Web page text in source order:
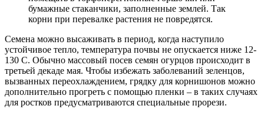
бумажные стаканчики, заполненные землей. Так
корни при перевалке растения не повредятся.
Семена можно высаживать в период, когда наступило
устойчивое тепло, температура почвы не опускается ниже 12-
130 С. Обычно массовый посев семян огурцов происходит в
третьей декаде мая. Чтобы избежать заболеваний зеленцов,
вызванных переохлаждением, грядку для корнишонов можно
дополнительно прогреть с помощью пленки – в таких случаях
для ростков предусматриваются специальные прорези.